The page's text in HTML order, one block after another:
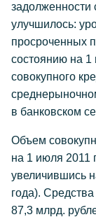
задолженности
улучшилось:
просроченных
состоянию на 1
совокупного
в банковском
Объем
на 1 июля 2011
увеличившись
года).
87,3 млрд.